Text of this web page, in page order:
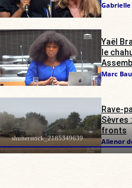
shutterstock_2185349639
Gabrielle
Yaël
le
Marc
Rave-
Sèvres
fronts
Alienor